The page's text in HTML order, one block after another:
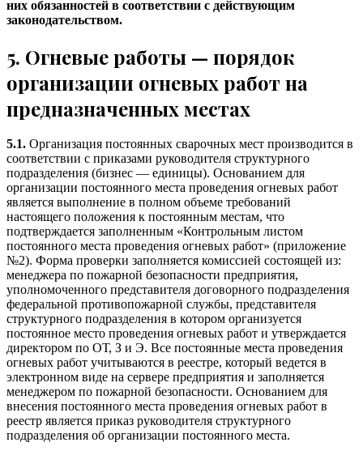
них обязанностей в соответствии с действующим
законодательством.
5. Огневые работы — порядок
организации огневых работ на
предназначенных местах
5.1. Организация постоянных сварочных мест производится в
соответствии с приказами руководителя структурного
подразделения (бизнес — единицы). Основанием для
организации постоянного места проведения огневых работ
является выполнение в полном объеме требований
настоящего положения к постоянным местам, что
подтверждается заполненным «Контрольным листом
постоянного места проведения огневых работ» (приложение
№2). Форма проверки заполняется комиссией состоящей из:
менеджера по пожарной безопасности предприятия,
уполномоченного представителя договорного подразделения
федеральной противопожарной службы, представителя
структурного подразделения в котором организуется
постоянное место проведения огневых работ и утверждается
директором по ОТ, З и Э. Все постоянные места проведения
огневых работ учитываются в реестре, который ведется в
электронном виде на сервере предприятия и заполняется
менеджером по пожарной безопасности. Основанием для
внесения постоянного места проведения огневых работ в
реестр является приказ руководителя структурного
подразделения об организации постоянного места.